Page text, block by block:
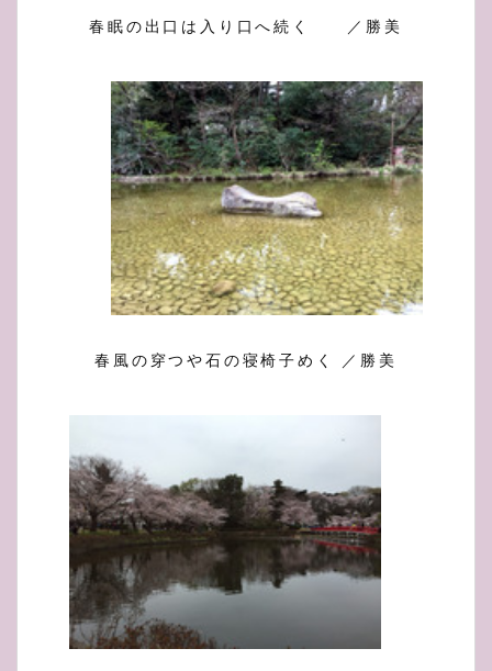
春眠の出口は入り口へ続く ／勝美
春風の穿つや石の寝椅子めく ／勝美